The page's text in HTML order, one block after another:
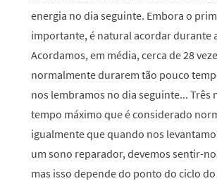
energia no dia seguinte. Embora o
importante, é natural acordar durante
Acordamos, em média, cerca de 28
normalmente durarem tão pouco
nos lembramos no dia seguinte... Três
tempo máximo que é considerado
igualmente que quando nos
um sono reparador, devemos sentir-
mas isso depende do ponto do ciclo